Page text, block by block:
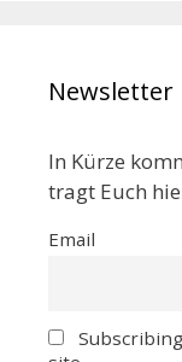
Newsletter
In Kürze
tragt Euch
Email